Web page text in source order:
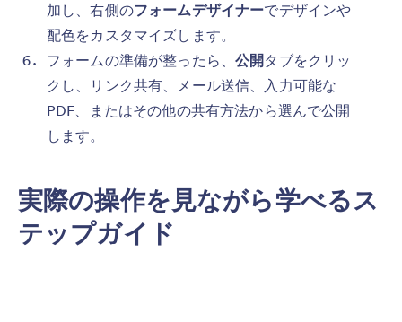
加し、右側のフォームデザイナーでデザインや
配色をカスタマイズします。
フォームの準備が整ったら、公開 タブをクリッ
クし、リンク共有、メール送信、入力可能な
PDF、またはその他の共有方法から選んで公開
します。
実際の操作を見ながら学べるス
テップガイド